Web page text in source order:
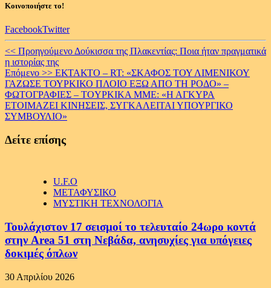
Κοινοποιήστε το!
FacebookTwitter
Continue
Reading
<< Προηγούμενο Δούκισσα της Πλακεντίας: Ποια ήταν πραγματικά
η ιστορίας της
Επόμενο >> ΕΚΤΑΚΤΟ – RT: «ΣΚΑΦΟΣ ΤΟΥ ΛΙΜΕΝΙΚΟΥ
ΓΑΖΩΣΕ ΤΟΥΡΚΙΚΟ ΠΛΟΙΟ ΕΞΩ ΑΠΟ ΤΗ ΡΟΔΟ» –
ΦΩΤΟΓΡΑΦΙΕΣ – TOYΡΚΙΚΑ ΜΜΕ: «Η ΑΓΚΥΡΑ
ΕΤΟΙΜΑΖΕΙ ΚΙΝΗΣΕΙΣ, ΣΥΓΚΑΛΕΙΤΑΙ ΥΠΟΥΡΓΙΚΟ
ΣΥΜΒΟΥΛΙΟ»
Δείτε επίσης
U.F.O
ΜΕΤΑΦΥΣΙΚΟ
ΜΥΣΤΙΚΗ ΤΕΧΝΟΛΟΓΙΑ
Τουλάχιστον 17 σεισμοί το τελευταίο 24ωρο κοντά
στην Area 51 στη Νεβάδα, ανησυχίες για υπόγειες
δοκιμές όπλων
30 Απριλίου 2026